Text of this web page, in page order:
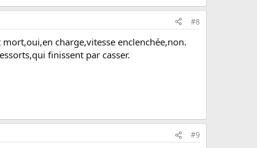
#8
charge,vitesse enclenchée,non.
finissent par casser.
#9